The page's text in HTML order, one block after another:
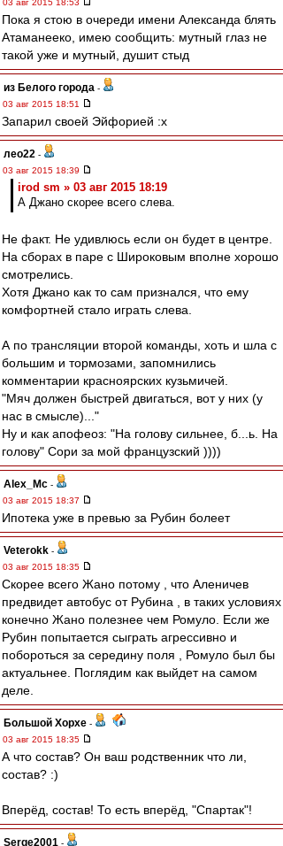
03 авг 2015 18:53
Пока я стою в очереди имени Александа блять
Атаманееко, имею сообщить: мутный глаз не
такой уже и мутный, душит стыд
из Белого города -
03 авг 2015 18:51
Запарил своей Эйфорией :x
лео22 -
03 авг 2015 18:39
irod sm » 03 авг 2015 18:19
А Джано скорее всего слева.
Не факт. Не удивлюсь если он будет в центре.
На сборах в паре с Широковым вполне хорошо
смотрелись.
Хотя Джано как то сам признался, что ему
комфортней стало играть слева.
А по трансляции второй команды, хоть и шла с
большим и тормозами, запомнились
комментарии красноярских кузьмичей.
"Мяч должен быстрей двигаться, вот у них (у
нас в смысле)..."
Ну и как апофеоз: "На голову сильнее, б...ь. На
голову" Сори за мой французский ))))
Alex_Mc -
03 авг 2015 18:37
Ипотека уже в превью за Рубин болеет
Veterokk -
03 авг 2015 18:35
Скорее всего Жано потому , что Аленичев
предвидет автобус от Рубина , в таких условиях
конечно Жано полезнее чем Ромуло. Если же
Рубин попытается сыграть агрессивно и
побороться за середину поля , Ромуло был бы
актуальнее. Поглядим как выйдет на самом
деле.
Большой Хорхе -
03 авг 2015 18:35
А что состав? Он ваш родственник что ли,
состав? :)
Вперёд, состав! То есть вперёд, "Спартак"!
Serge2001 -